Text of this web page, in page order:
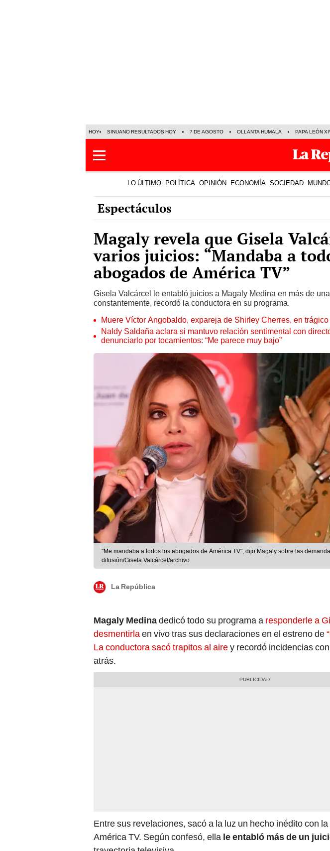
HOY SINUANO RESULTADOS HOY 7 DE AGOSTO OLLANTA HUMALA PAPA LEÓN
LO ÚLTIMO POLÍTICA OPINIÓN ECONOMÍA SOCIEDAD
Espectáculos
Magaly revela que Gisela
varios juicios: “Mandaba a
abogados de América TV”
Gisela Valcárcel le entabló juicios a Magaly Medina en más de
constantemente, recordó la conductora en su programa.
Muere Víctor Angobaldo, expareja de Shirley Cherres, en
Naldy Saldaña aclara si mantuvo relación sentimental con
denunciarlo por tocamientos: “Me parece muy bajo”
"Me mandaba a todos los abogados de América TV", dijo Magaly sobre las
difusión/Gisela Valcárcel/archivo
La República
Magaly Medinadedicó todo su programa a responderle a
desmentirlaen vivo tras sus declaraciones en el estreno de
La conductora sacó trapitos al airey recordó incidencias con
atrás.
Entre sus revelaciones, sacó a la luz un hecho inédito con
América TV. Según confesó, ella le entabló más de un